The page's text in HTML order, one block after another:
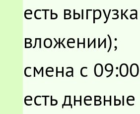
есть
вложении);
смена с
есть